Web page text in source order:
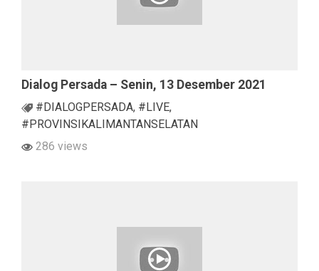
Dialog Persada – Senin, 13 Desember 2021
#DIALOGPERSADA, #LIVE,
#PROVINSIKALIMANTANSELATAN
286 views